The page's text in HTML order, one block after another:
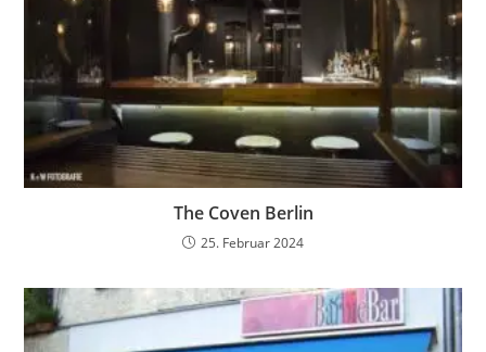
The Coven Berlin
25. Februar 2024